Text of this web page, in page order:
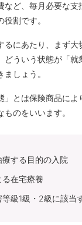
など、毎月必要な支
割です。
るにあたり、まず大
どういう状態が「就
しょう。
」とは保険商品によ
のをいいます。
する目的の入院
在宅療養
級1級・2級に該当